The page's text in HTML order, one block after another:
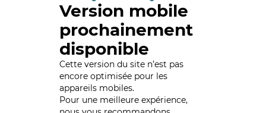
Version mobile
prochainement
disponible
Cette version du site n’est pas
encore optimisée pour les
appareils mobiles.
Pour une meilleure expérience,